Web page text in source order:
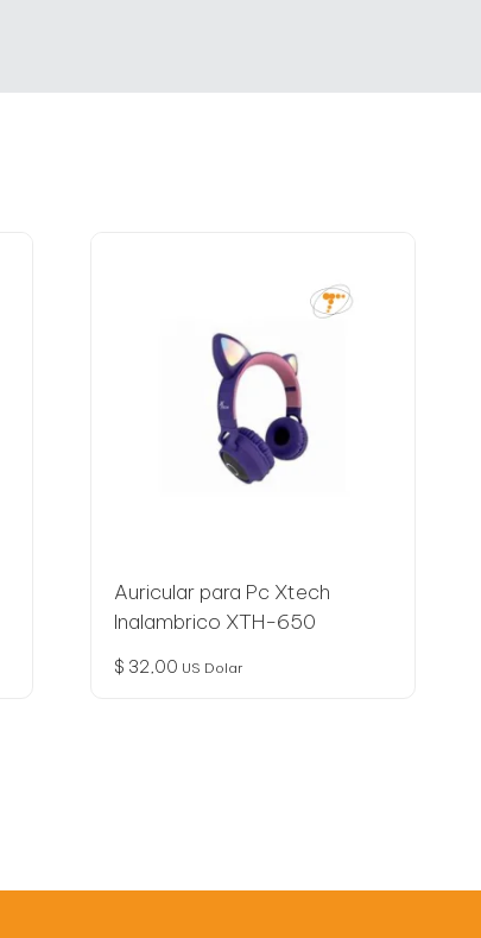
Auricular para Pc Xtech
Inalambrico XTH-650
$ 32,00 US Dolar